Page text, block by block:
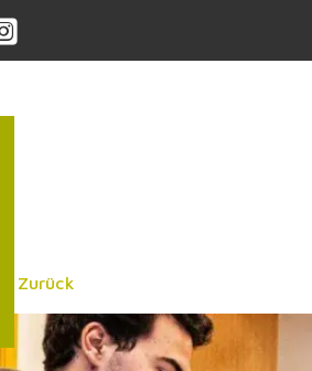
< Zurück